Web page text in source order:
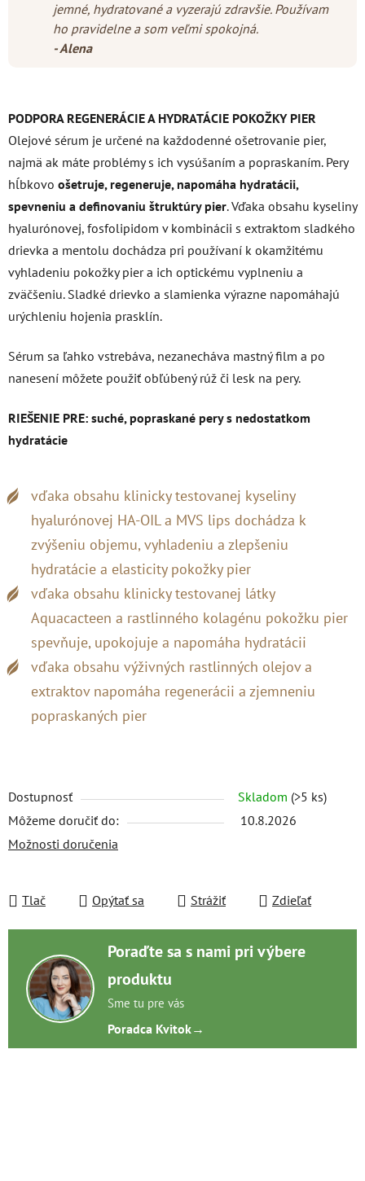
jemné, hydratované a vyzerajú zdravšie. Používam
ho pravidelne a som veľmi spokojná.
- Alena
PODPORA REGENERÁCIE A HYDRATÁCIE POKOŽKY PIER
Olejové sérum je určené na každodenné ošetrovanie pier,
najmä ak máte problémy s ich vysúšaním a popraskaním. Pery
hĺbkovo ošetruje, regeneruje, napomáha hydratácii,
spevneniu a definovaniu štruktúry pier. Vďaka obsahu kyseliny
hyalurónovej, fosfolipidom v kombinácii s extraktom sladkého
drievka a mentolu dochádza pri používaní k okamžitému
vyhladeniu pokožky pier a ich optickému vyplneniu a
zväčšeniu. Sladké drievko a slamienka výrazne napomáhajú
urýchleniu hojenia prasklín.
Sérum sa ľahko vstrebáva, nezanecháva mastný film a po
nanesení môžete použiť obľúbený rúž či lesk na pery.
RIEŠENIE PRE: suché, popraskané pery s nedostatkom
hydratácie
vďaka obsahu klinicky testovanej kyseliny
hyalurónovej HA-OIL a MVS lips dochádza k
zvýšeniu objemu, vyhladeniu a zlepšeniu
hydratácie a elasticity pokožky pier
vďaka obsahu klinicky testovanej látky
Aquacacteen a rastlinného kolagénu pokožku pier
spevňuje, upokojuje a napomáha hydratácii
vďaka obsahu výživných rastlinných olejov a
extraktov napomáha regenerácii a zjemneniu
popraskaných pier
Dostupnosť Skladom (>5 ks)
Môžeme doručiť do:
10.8.2026
Možnosti doručenia
Tlač Opýtať sa Strážiť Zdieľať
Poraďte sa s nami pri výbere
produktu
Sme tu pre vás
Poradca Kvitok→